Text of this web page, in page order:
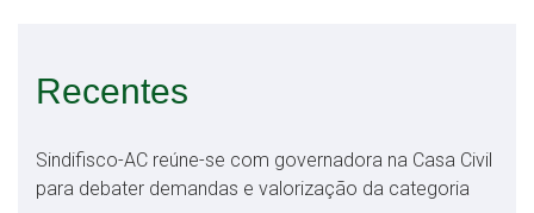
Recentes
Sindifisco-AC reúne-se com governadora na Casa Civil
para debater demandas e valorização da categoria